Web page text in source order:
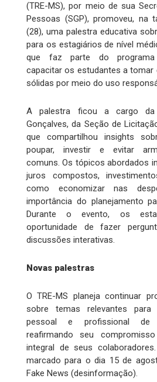
(TRE-MS), por meio de sua
Pessoas (SGP), promoveu, na
(28), uma palestra educativa
para os estagiários de nível
que faz parte do programa
capacitar os estudantes a tomar
sólidas por meio do uso
A palestra ficou a cargo da
Gonçalves, da Seção de
que compartilhou insights
poupar, investir e evitar
comuns. Os tópicos abordados
juros compostos,
como economizar nas
importância do planejamento
Durante o evento, os
oportunidade de fazer
discussões interativas.
Novas palestras
O TRE-MS planeja continuar
sobre temas relevantes para
pessoal e profissional de
reafirmando seu
integral de seus
marcado para o dia 15 de
Fake News (desinformação).